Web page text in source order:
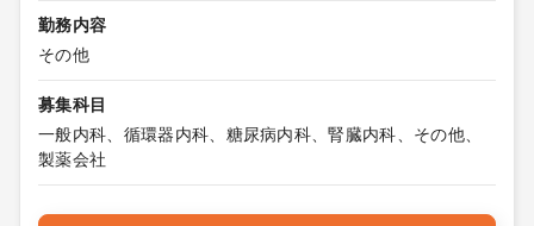
勤務内容
その他
募集科目
一般内科、循環器内科、糖尿病内科、腎臓内科、その他、
製薬会社